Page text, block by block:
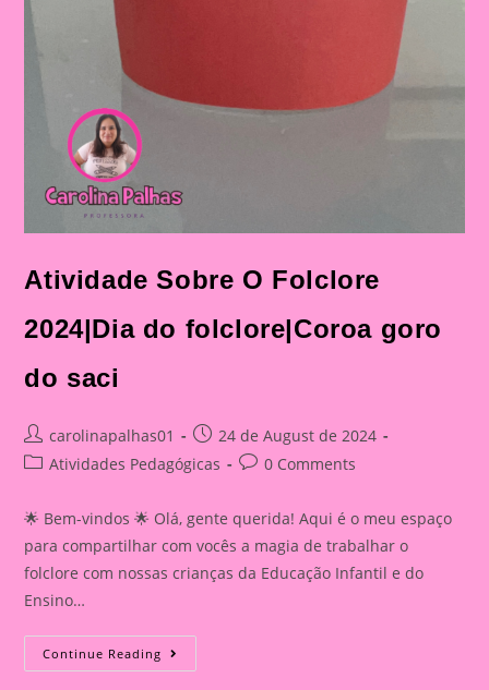
Atividade Sobre O Folclore
2024|Dia do folclore|Coroa goro
do saci
Post
author:
carolinapalhas01
Post
published:
24 de August de 2024
PostAtividades Pedagógicas
Post0 Comments
🌟 Bem-vindos 🌟 Olá, gente querida! Aqui é o meu espaço
para compartilhar com vocês a magia de trabalhar o
folclore com nossas crianças da Educação Infantil e do
Ensino…
Continue Reading Atividade
Sobre